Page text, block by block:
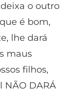
o outro
é bom,
lhe dará
maus
filhos,
NÃO DARÁ